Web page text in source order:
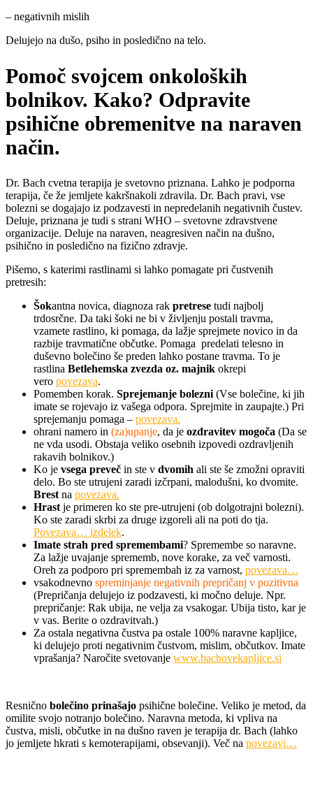
– negativnih mislih
Delujejo na dušo, psiho in posledično na telo.
Pomoč svojcem onkoloških
bolnikov. Kako? Odpravite
psihične obremenitve na naraven
način.
Dr. Bach cvetna terapija je svetovno priznana. Lahko je podporna
terapija, če že jemljete kakršnakoli zdravila. Dr. Bach pravi, vse
bolezni se dogajajo iz podzavesti in nepredelanih negativnih čustev.
Deluje, priznana je tudi s strani WHO – svetovne zdravstvene
organizacije. Deluje na naraven, neagresiven način na dušno,
psihično in posledično na fizično zdravje.
Pišemo, s katerimi rastlinami si lahko pomagate pri čustvenih
pretresih:
Šokantna novica, diagnoza rak pretrese tudi najbolj
trdosrčne. Da taki šoki ne bi v življenju postali travma,
vzamete rastlino, ki pomaga, da lažje sprejmete novico in da
razbije travmatične občutke. Pomaga predelati telesno in
duševno bolečino še preden lahko postane travma. To je
rastlina Betlehemska zvezda oz. majnik okrepi
vero povezava.
Pomemben korak. Sprejemanje bolezni (Vse bolečine, ki jih
imate se rojevajo iz vašega odpora. Sprejmite in zaupajte.) Pri
sprejemanju pomaga – povezava.
ohrani namero in (za)upanje, da je ozdravitev mogoča (Da se
ne vda usodi. Obstaja veliko osebnih izpovedi ozdravljenih
rakavih bolnikov.)
Ko je vsega preveč in ste v dvomih ali ste še zmožni opraviti
delo. Bo ste utrujeni zaradi izčrpani, malodušni, ko dvomite.
Brest na povezava.
Hrast je primeren ko ste pre-utrujeni (ob dolgotrajni bolezni).
Ko ste zaradi skrbi za druge izgoreli ali na poti do tja.
Povezava… izdelek.
Imate strah pred spremembami? Spremembe so naravne.
Za lažje uvajanje sprememb, nove korake, za več varnosti.
Oreh za podporo pri spremembah iz za varnost, povezava…
vsakodnevno spreminjanje negativnih prepričanj v pozitivna
(Prepričanja delujejo iz podzavesti, ki močno deluje. Npr.
prepričanje: Rak ubija, ne velja za vsakogar. Ubija tisto, kar je
v vas. Berite o ozdravitvah.)
Za ostala negativna čustva pa ostale 100% naravne kapljice,
ki delujejo proti negativnim čustvom, mislim, občutkov. Imate
vprašanja? Naročite svetovanje www.bachovekapljice.si
Resnično bolečino prinašajo psihične bolečine. Veliko je metod, da
omilite svojo notranjo bolečino. Naravna metoda, ki vpliva na
čustva, misli, občutke in na dušno raven je terapija dr. Bach (lahko
jo jemljete hkrati s kemoterapijami, obsevanji). Več na povezavi…